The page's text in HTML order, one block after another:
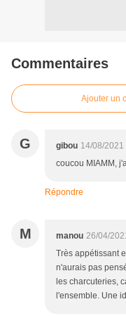
Commentaires
Ajouter un
G gibou 14/08/2021
coucou MIAMM,
Répondre
M manou 26/04/
Très appétissant
n'aurais pas
les charcuteries,
l'ensemble. Une